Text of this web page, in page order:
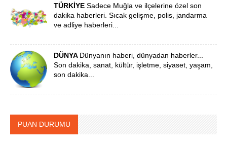
TÜRKİYESadece Muğla ve ilçelerine özel son
dakika haberleri. Sıcak gelişme, polis, jandarma
ve adliye haberleri...
DÜNYA Dünyanın haberi, dünyadan haberler...
Son dakika, sanat, kültür, işletme, siyaset, yaşam,
son dakika...
PUAN DURUMU